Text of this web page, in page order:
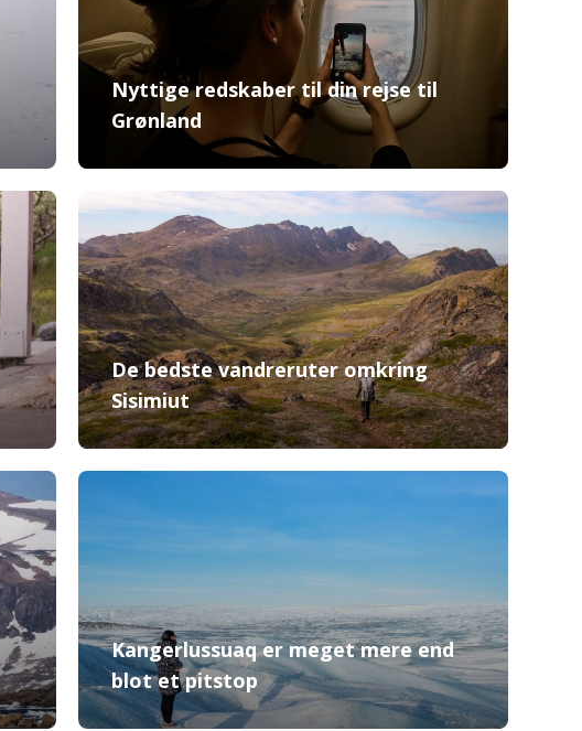
Nyttige redskaber til din rejse til
Grønland
De bedste vandreruter omkring
Sisimiut
Kangerlussuaq er meget mere end
blot et pitstop